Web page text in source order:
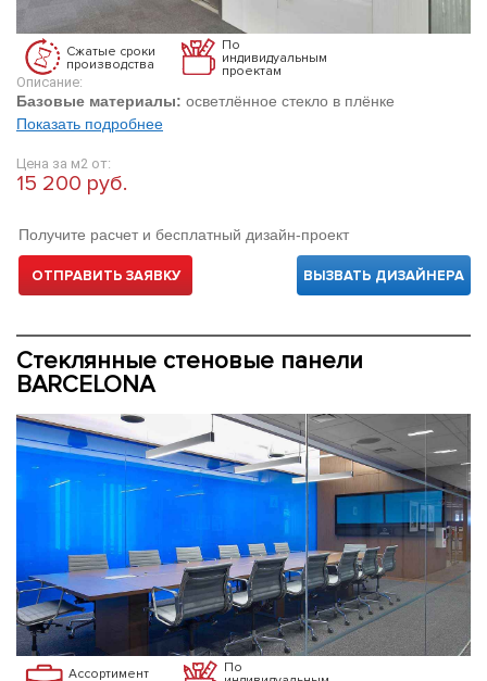
Сжатые сроки
производства
По
индивидуальным
проектам
Описание:
Базовые материалы: осветлённое стекло в плёнке
Показать подробнее
Цена за м2 от:
15 200 руб.
Получите расчет и бесплатный дизайн-проект
ОТПРАВИТЬ ЗАЯВКУ ВЫЗВАТЬ ДИЗАЙНЕРА
Стеклянные стеновые панели
BARCELONA
Ассортимент
По